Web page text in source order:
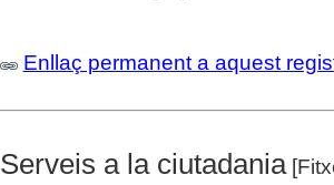
Enllaç permanent a aquest
Serveis a la ciutadania